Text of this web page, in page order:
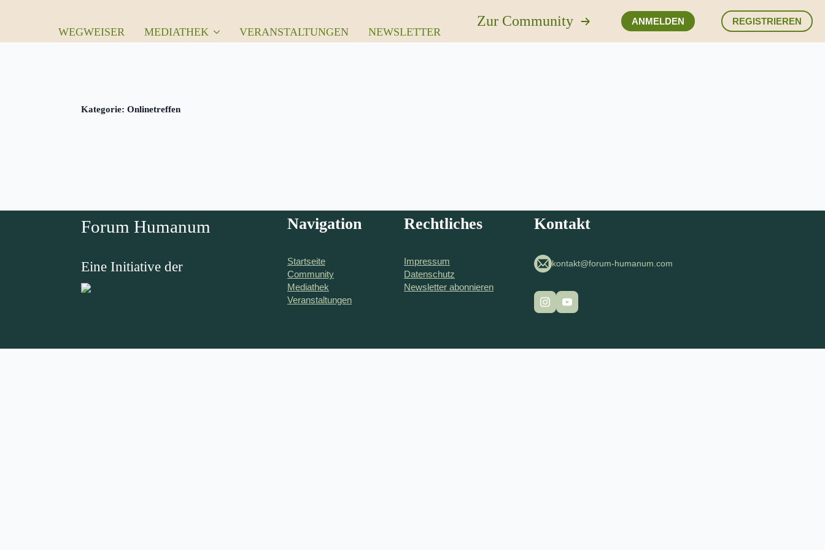
WEGWEISER MEDIATHEK VERANSTALTUNGEN NEWSLETTER
Zur Community ANMELDEN REGISTRIEREN
Kategorie: Onlinetreffen
Forum Humanum
Eine Initiative der
Navigation
Startseite
Community
Mediathek
Veranstaltungen
Rechtliches
Impressum
Datenschutz
Newsletter abonnieren
Kontakt
kontakt@forum-humanum.com